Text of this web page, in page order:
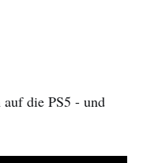
die PS5 - und